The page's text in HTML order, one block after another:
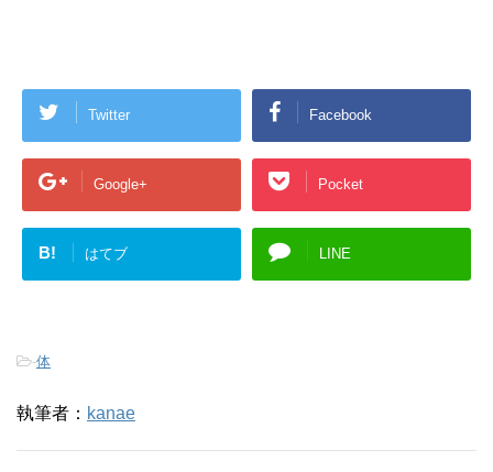
Twitter Facebook
Google+ Pocket
B! はてブ LINE
-体
執筆者： kanae